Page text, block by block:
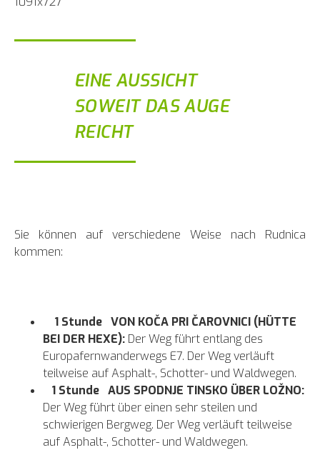
EINE AUSSICHT
SOWEIT DAS AUGE
REICHT
Sie können auf verschiedene Weise nach Rudnica
kommen:
1 Stunde VON KOČA PRI ČAROVNICI (HÜTTE
BEI DER HEXE): Der Weg führt entlang des
Europafernwanderwegs E7. Der Weg verläuft
teilweise auf Asphalt-, Schotter- und Waldwegen.
1 Stunde AUS SPODNJE TINSKO ÜBER LOŽNO:
Der Weg führt über einen sehr steilen und
schwierigen Bergweg. Der Weg verläuft teilweise
auf Asphalt-, Schotter- und Waldwegen.